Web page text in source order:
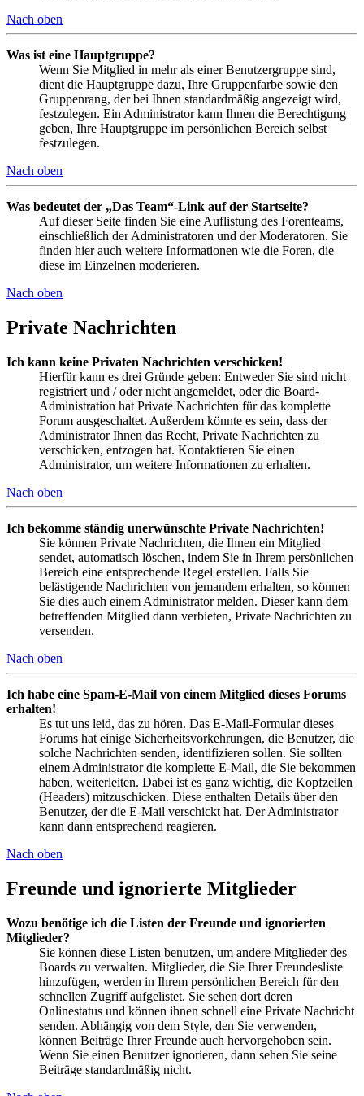
Nach oben
Was ist eine Hauptgruppe?
Wenn Sie Mitglied in mehr als einer Benutzergruppe sind,
dient die Hauptgruppe dazu, Ihre Gruppenfarbe sowie den
Gruppenrang, der bei Ihnen standardmäßig angezeigt wird,
festzulegen. Ein Administrator kann Ihnen die Berechtigung
geben, Ihre Hauptgruppe im persönlichen Bereich selbst
festzulegen.
Nach oben
Was bedeutet der „Das Team“-Link auf der Startseite?
Auf dieser Seite finden Sie eine Auflistung des Forenteams,
einschließlich der Administratoren und der Moderatoren. Sie
finden hier auch weitere Informationen wie die Foren, die
diese im Einzelnen moderieren.
Nach oben
Private Nachrichten
Ich kann keine Privaten Nachrichten verschicken!
Hierfür kann es drei Gründe geben: Entweder Sie sind nicht
registriert und / oder nicht angemeldet, oder die Board-
Administration hat Private Nachrichten für das komplette
Forum ausgeschaltet. Außerdem könnte es sein, dass der
Administrator Ihnen das Recht, Private Nachrichten zu
verschicken, entzogen hat. Kontaktieren Sie einen
Administrator, um weitere Informationen zu erhalten.
Nach oben
Ich bekomme ständig unerwünschte Private Nachrichten!
Sie können Private Nachrichten, die Ihnen ein Mitglied
sendet, automatisch löschen, indem Sie in Ihrem persönlichen
Bereich eine entsprechende Regel erstellen. Falls Sie
belästigende Nachrichten von jemandem erhalten, so können
Sie dies auch einem Administrator melden. Dieser kann dem
betreffenden Mitglied dann verbieten, Private Nachrichten zu
versenden.
Nach oben
Ich habe eine Spam-E-Mail von einem Mitglied dieses Forums
erhalten!
Es tut uns leid, das zu hören. Das E-Mail-Formular dieses
Forums hat einige Sicherheitsvorkehrungen, die Benutzer, die
solche Nachrichten senden, identifizieren sollen. Sie sollten
einem Administrator die komplette E-Mail, die Sie bekommen
haben, weiterleiten. Dabei ist es ganz wichtig, die Kopfzeilen
(Headers) mitzuschicken. Diese enthalten Details über den
Benutzer, der die E-Mail verschickt hat. Der Administrator
kann dann entsprechend reagieren.
Nach oben
Freunde und ignorierte Mitglieder
Wozu benötige ich die Listen der Freunde und ignorierten
Mitglieder?
Sie können diese Listen benutzen, um andere Mitglieder des
Boards zu verwalten. Mitglieder, die Sie Ihrer Freundesliste
hinzufügen, werden in Ihrem persönlichen Bereich für den
schnellen Zugriff aufgelistet. Sie sehen dort deren
Onlinestatus und können ihnen schnell eine Private Nachricht
senden. Abhängig von dem Style, den Sie verwenden,
können Beiträge Ihrer Freunde auch hervorgehoben sein.
Wenn Sie einen Benutzer ignorieren, dann sehen Sie seine
Beiträge standardmäßig nicht.